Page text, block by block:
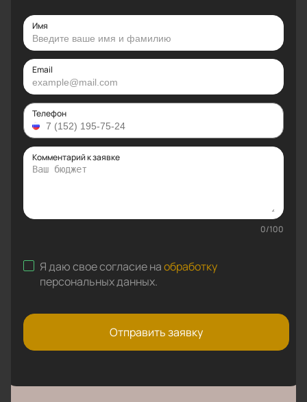
Имя
Email
Телефон
Комментарий к заявке
0/100
Я даю свое согласие наобработку
персональных данных.
Отправить заявку